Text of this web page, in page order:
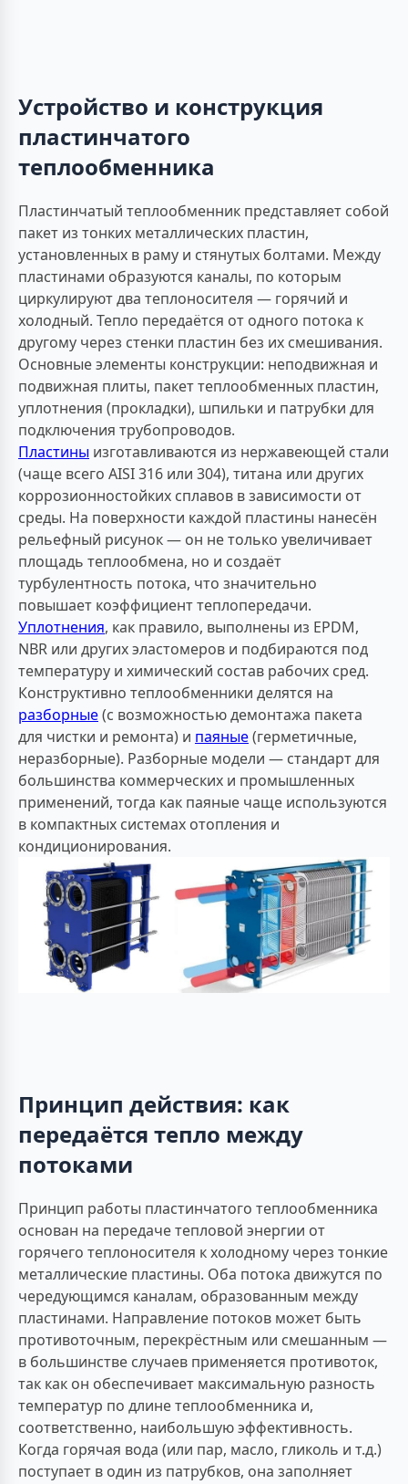
Устройство и конструкция
пластинчатого
теплообменника
Пластинчатый теплообменник представляет собой
пакет из тонких металлических пластин,
установленных в раму и стянутых болтами. Между
пластинами образуются каналы, по которым
циркулируют два теплоносителя — горячий и
холодный. Тепло передаётся от одного потока к
другому через стенки пластин без их смешивания.
Основные элементы конструкции: неподвижная и
подвижная плиты, пакет теплообменных пластин,
уплотнения (прокладки), шпильки и патрубки для
подключения трубопроводов.
Пластины изготавливаются из нержавеющей стали
(чаще всего AISI 316 или 304), титана или других
коррозионностойких сплавов в зависимости от
среды. На поверхности каждой пластины нанесён
рельефный рисунок — он не только увеличивает
площадь теплообмена, но и создаёт
турбулентность потока, что значительно
повышает коэффициент теплопередачи.
Уплотнения, как правило, выполнены из EPDM,
NBR или других эластомеров и подбираются под
температуру и химический состав рабочих сред.
Конструктивно теплообменники делятся на
разборные(с возможностью демонтажа пакета
для чистки и ремонта) и паяные(герметичные,
неразборные). Разборные модели — стандарт для
большинства коммерческих и промышленных
применений, тогда как паяные чаще используются
в компактных системах отопления и
кондиционирования.
Принцип действия: как
передаётся тепло между
потоками
Принцип работы пластинчатого теплообменника
основан на передаче тепловой энергии от
горячего теплоносителя к холодному через тонкие
металлические пластины. Оба потока движутся по
чередующимся каналам, образованным между
пластинами. Направление потоков может быть
противоточным, перекрёстным или смешанным —
в большинстве случаев применяется противоток,
так как он обеспечивает максимальную разность
температур по длине теплообменника и,
соответственно, наибольшую эффективность.
Когда горячая вода (или пар, масло, гликоль и т.д.)
поступает в один из патрубков, она заполняет